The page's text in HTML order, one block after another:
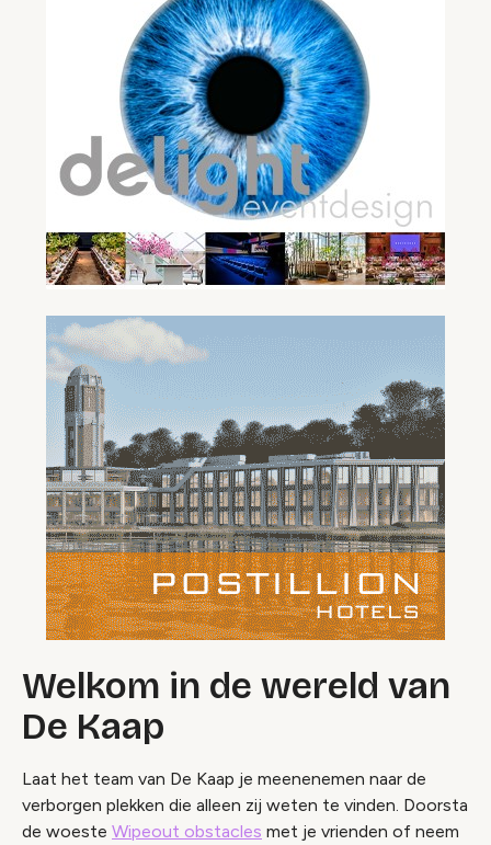
Welkom in de wereld van
De Kaap
Laat het team van De Kaap je meenenemen naar de
verborgen plekken die alleen zij weten te vinden. Doorsta
de woeste Wipeout obstacles met je vrienden of neem